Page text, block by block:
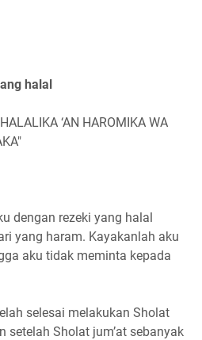
halal
‘AN HAROMIKA WA
dengan rezeki yang halal
yang haram. Kayakanlah aku
aku tidak meminta kepada
selesai melakukan Sholat
setelah Sholat jum’at sebanyak